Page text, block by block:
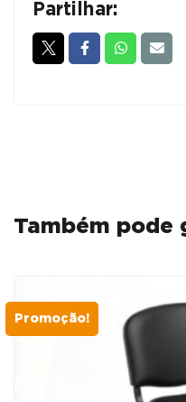
Partilhar:
Também pode
Promoção!